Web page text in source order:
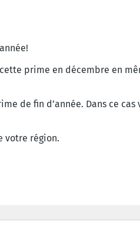
prime en décembre en
de fin d’année. Dans ce
votre région.